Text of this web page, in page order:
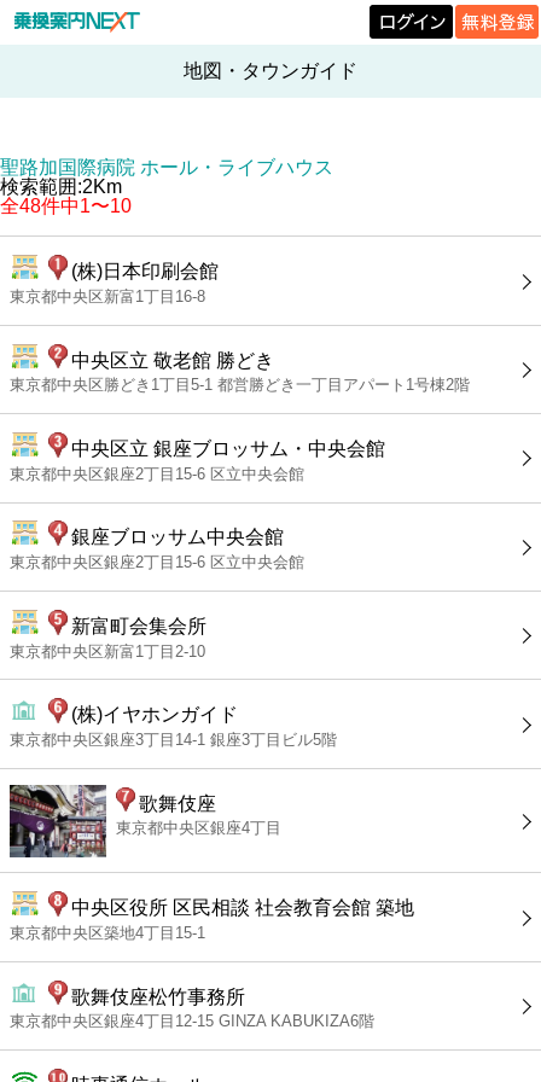
地図・タウンガイド
聖路加国際病院 ホール・ライブハウス
検索範囲:2Km
全48件中1〜10
(株)日本印刷会館
東京都中央区新富1丁目16-8
中央区立 敬老館 勝どき
東京都中央区勝どき1丁目5-1 都営勝どき一丁目アパート1号棟2階
中央区立 銀座ブロッサム・中央会館
東京都中央区銀座2丁目15-6 区立中央会館
銀座ブロッサム中央会館
東京都中央区銀座2丁目15-6 区立中央会館
新富町会集会所
東京都中央区新富1丁目2-10
(株)イヤホンガイド
東京都中央区銀座3丁目14-1 銀座3丁目ビル5階
歌舞伎座
東京都中央区銀座4丁目
中央区役所 区民相談 社会教育会館 築地
東京都中央区築地4丁目15-1
歌舞伎座松竹事務所
東京都中央区銀座4丁目12-15 GINZA KABUKIZA6階